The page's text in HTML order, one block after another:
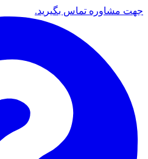
جهت مشاوره تماس بگیرید.